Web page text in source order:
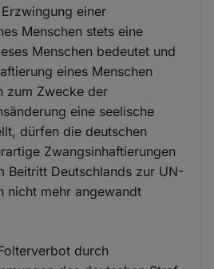
einer
Menschen stets eine
Menschen bedeutet und
eines Menschen
zum Zwecke der
eine seelische
dürfen die deutschen
Zwangsinhaftierungen
Beitritt Deutschlands zur UN-
nicht mehr angewandt
durch